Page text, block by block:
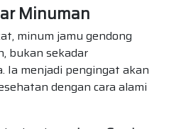
Minuman
minum jamu gendong
bukan sekadar
Ia menjadi pengingat akan
dengan cara alami